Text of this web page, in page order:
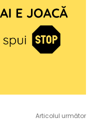
Articolul următor